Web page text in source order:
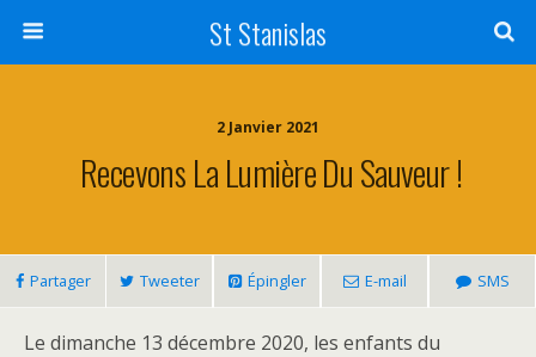
St Stanislas
2 Janvier 2021
Recevons La Lumière Du Sauveur !
Partager Tweeter Épingler E-mail SMS
Le dimanche 13 décembre 2020, les enfants du